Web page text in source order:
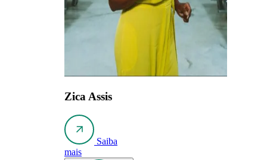
Zica Assis
Saiba
mais